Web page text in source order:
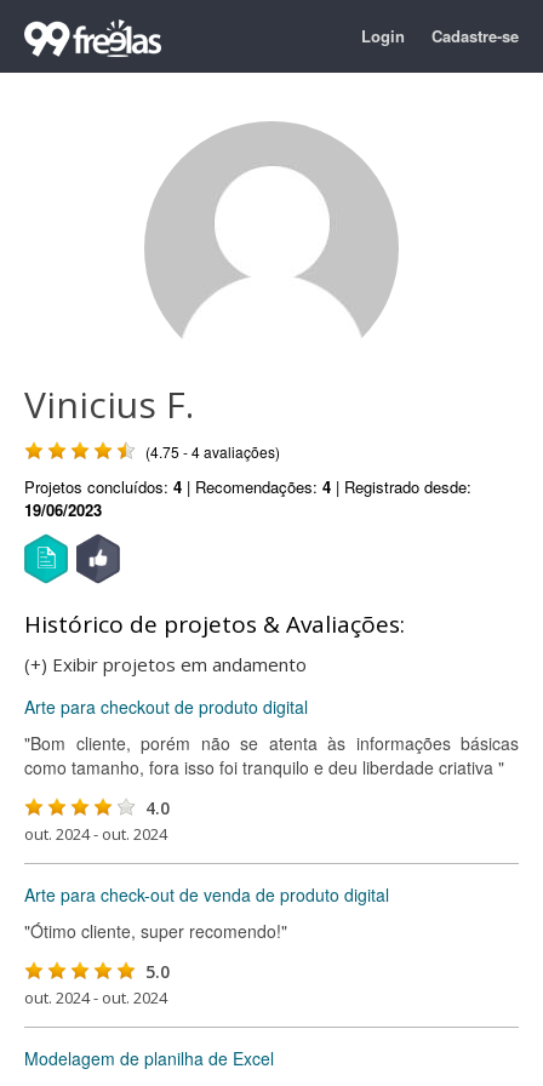
Login Cadastre-se
Vinicius F.
(4.75 - 4 avaliações)
Projetos concluídos: 4 | Recomendações: 4 | Registrado desde:
19/06/2023
Histórico de projetos & Avaliações:
(+) Exibir projetos em andamento
Arte para checkout de produto digital
"Bom cliente, porém não se atenta às informações básicas
como tamanho, fora isso foi tranquilo e deu liberdade criativa "
4.0
out. 2024 - out. 2024
Arte para check-out de venda de produto digital
"Ótimo cliente, super recomendo!"
5.0
out. 2024 - out. 2024
Modelagem de planilha de Excel